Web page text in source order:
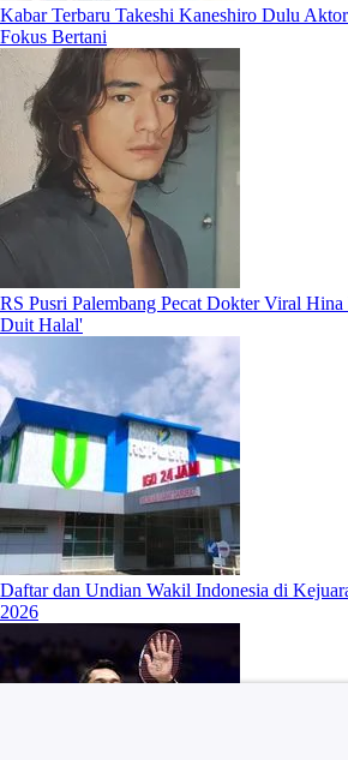
Kabar Terbaru Takeshi Kaneshiro Dulu
Fokus Bertani
RS Pusri Palembang Pecat Dokter Viral
Duit Halal'
Daftar dan Undian Wakil Indonesia di
2026